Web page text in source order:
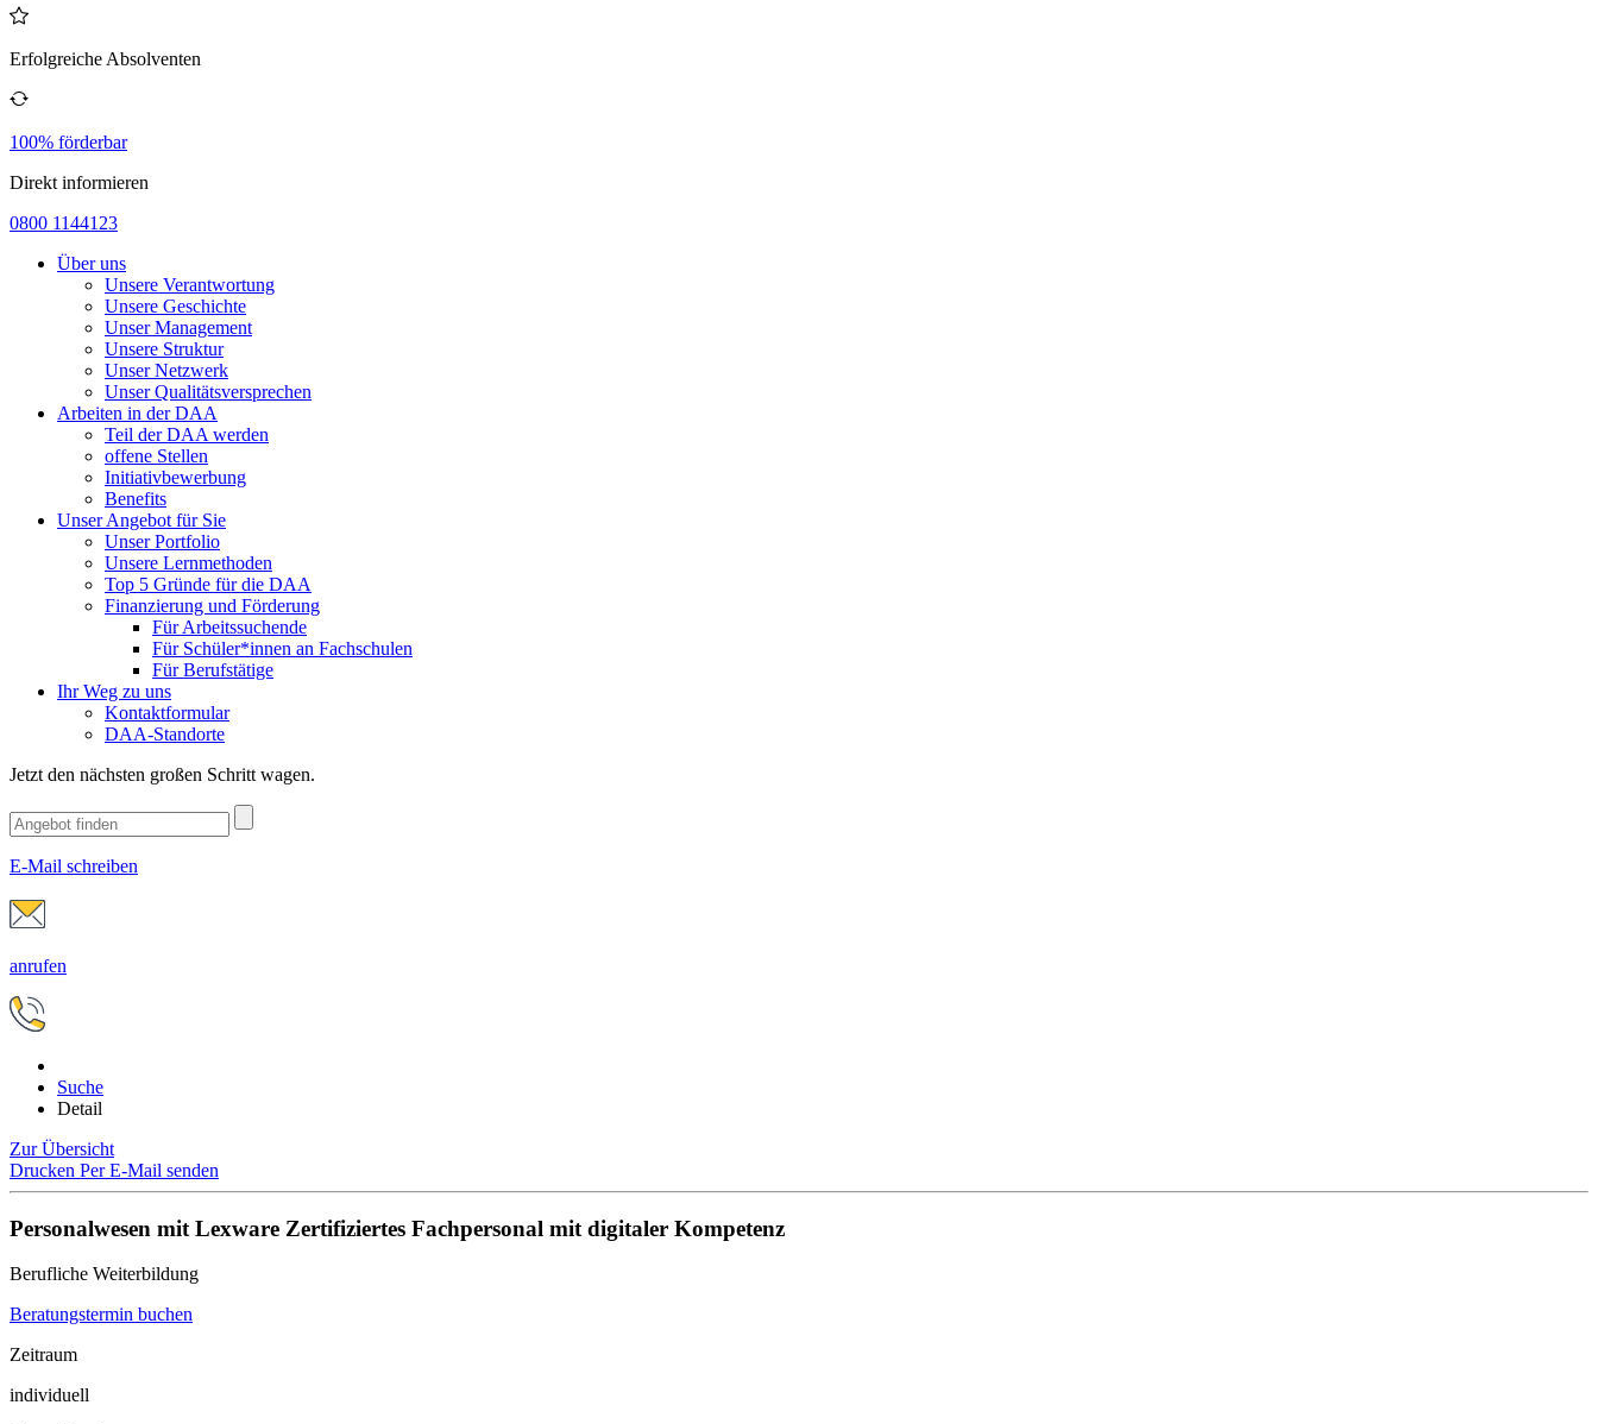
Erfolgreiche Absolventen
100% förderbar
Direkt informieren
0800 1144123
Über uns
Unsere Verantwortung
Unsere Geschichte
Unser Management
Unsere Struktur
Unser Netzwerk
Unser Qualitätsversprechen
Arbeiten in der DAA
Teil der DAA werden
offene Stellen
Initiativbewerbung
Benefits
Unser Angebot für Sie
Unser Portfolio
Unsere Lernmethoden
Top 5 Gründe für die DAA
Finanzierung und Förderung
Für Arbeitssuchende
Für Schüler*innen an Fachschulen
Für Berufstätige
Ihr Weg zu uns
Kontaktformular
DAA-Standorte
Jetzt den nächsten großen Schritt wagen.
E-Mail schreiben
anrufen
Suche
Detail
Zur Übersicht
Drucken Per E-Mail senden
Personalwesen mit Lexware Zertifiziertes Fachpersonal mit digitaler Kompetenz
Berufliche Weiterbildung
Beratungstermin buchen
Zeitraum
individuell